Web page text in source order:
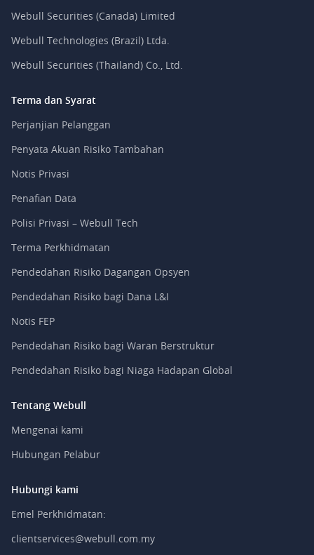
Webull Securities (Canada) Limited
Webull Technologies (Brazil) Ltda.
Webull Securities (Thailand) Co., Ltd.
Terma dan Syarat
Perjanjian Pelanggan
Penyata Akuan Risiko Tambahan
Notis Privasi
Penafian Data
Polisi Privasi – Webull Tech
Terma Perkhidmatan
Pendedahan Risiko Dagangan Opsyen
Pendedahan Risiko bagi Dana L&I
Notis FEP
Pendedahan Risiko bagi Waran Berstruktur
Pendedahan Risiko bagi Niaga Hadapan Global
Tentang Webull
Mengenai kami
Hubungan Pelabur
Hubungi kami
Emel Perkhidmatan:
clientservices@webull.com.my